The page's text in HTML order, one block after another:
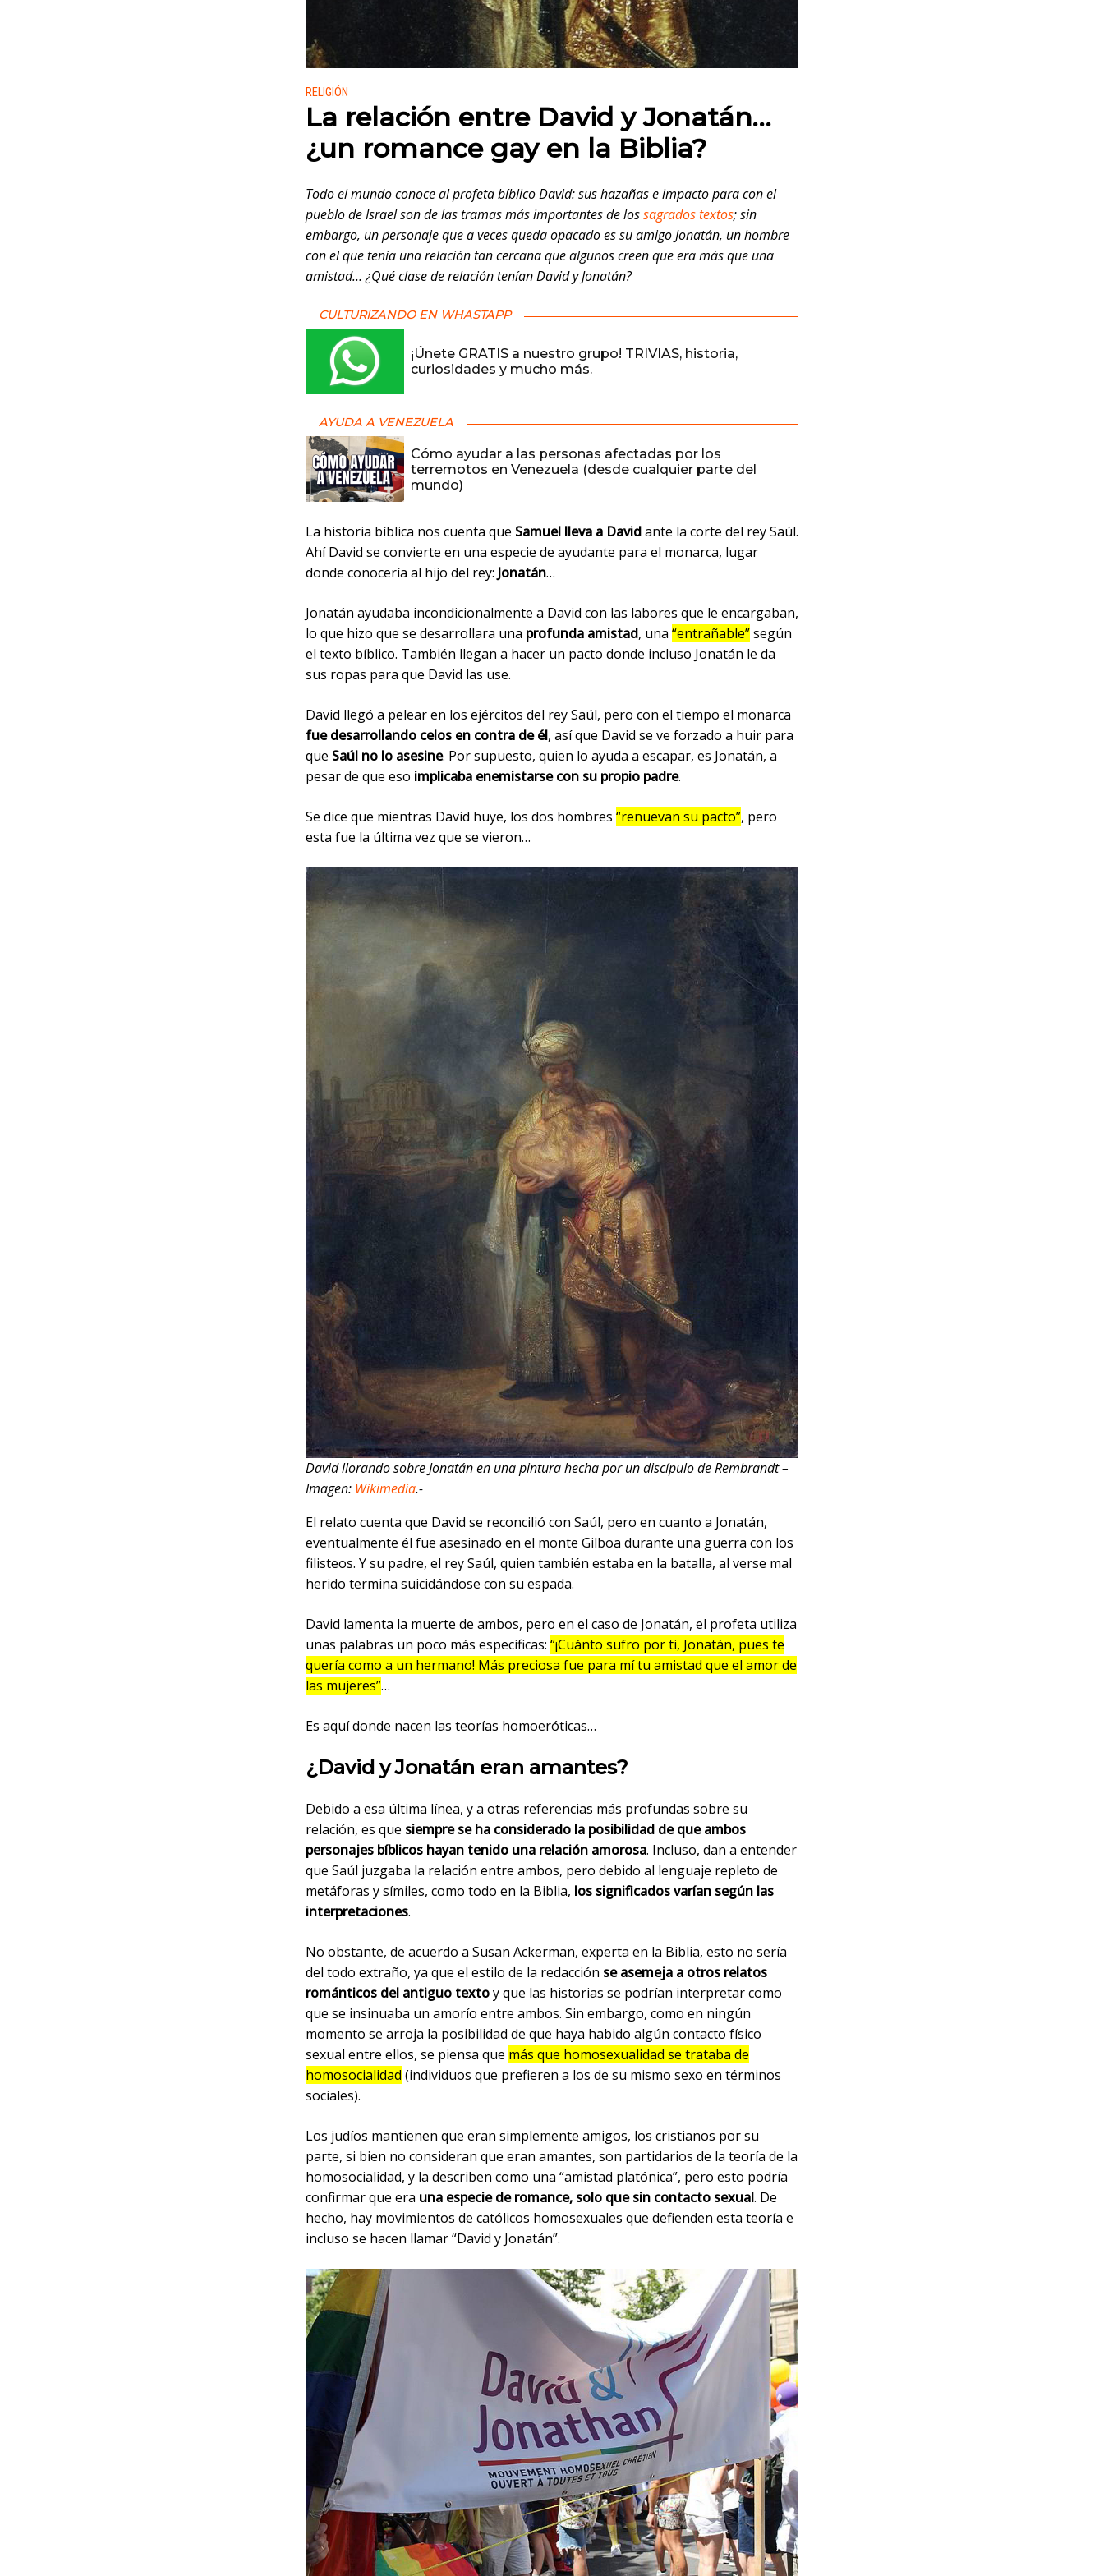
Publicado en:
RELIGIÓN
La relación entre David y Jonatán…
¿un romance gay en la Biblia?
Todo el mundo conoce al profeta bíblico David: sus hazañas e impacto para con el
pueblo de Israel son de las tramas más importantes de lossagrados textos; sin
embargo, un personaje que a veces queda opacado es su amigo Jonatán, un hombre
con el que tenía una relación tan cercana que algunos creen que era más que una
amistad… ¿Qué clase de relación tenían David y Jonatán?
CULTURIZANDO EN WHASTAPP
¡Únete GRATIS a nuestro grupo! TRIVIAS, historia,
curiosidades y mucho más.
AYUDA A VENEZUELA
Cómo ayudar a las personas afectadas por los
terremotos en Venezuela (desde cualquier parte del
mundo)
La historia bíblica nos cuenta que Samuel lleva a Davidante la corte del rey Saúl.
Ahí David se convierte en una especie de ayudante para el monarca, lugar
donde conocería al hijo del rey: Jonatán…
Jonatán ayudaba incondicionalmente a David con las labores que le encargaban,
lo que hizo que se desarrollara una profunda amistad, una “entrañable”según
el texto bíblico. También llegan a hacer un pacto donde incluso Jonatán le da
sus ropas para que David las use.
David llegó a pelear en los ejércitos del rey Saúl, pero con el tiempo el monarca
fue desarrollando celos en contra de él, así que David se ve forzado a huir para
que Saúl no lo asesine. Por supuesto, quien lo ayuda a escapar, es Jonatán, a
pesar de que eso implicaba enemistarse con su propio padre.
Se dice que mientras David huye, los dos hombres “renuevan su pacto”, pero
esta fue la última vez que se vieron…
David llorando sobre Jonatán en una pintura hecha por un discípulo de Rembrandt –
Imagen: Wikimedia.-
El relato cuenta que David se reconcilió con Saúl, pero en cuanto a Jonatán,
eventualmente él fue asesinado en el monte Gilboa durante una guerra con los
filisteos. Y su padre, el rey Saúl, quien también estaba en la batalla, al verse mal
herido termina suicidándose con su espada.
David lamenta la muerte de ambos, pero en el caso de Jonatán, el profeta utiliza
unas palabras un poco más específicas: “¡Cuánto sufro por ti, Jonatán, pues te
quería como a un hermano! Más preciosa fue para mí tu amistad que el amor de
las mujeres”…
Es aquí donde nacen las teorías homoeróticas…
¿David y Jonatán eran amantes?
Debido a esa última línea, y a otras referencias más profundas sobre su
relación, es que siempre se ha considerado la posibilidad de que ambos
personajes bíblicos hayan tenido una relación amorosa. Incluso, dan a entender
que Saúl juzgaba la relación entre ambos, pero debido al lenguaje repleto de
metáforas y símiles, como todo en la Biblia, los significados varían según las
interpretaciones.
No obstante, de acuerdo a Susan Ackerman, experta en la Biblia, esto no sería
del todo extraño, ya que el estilo de la redacción se asemeja a otros relatos
románticos del antiguo textoy que las historias se podrían interpretar como
que se insinuaba un amorío entre ambos. Sin embargo, como en ningún
momento se arroja la posibilidad de que haya habido algún contacto físico
sexual entre ellos, se piensa que más que homosexualidad se trataba de
homosocialidad (individuos que prefieren a los de su mismo sexo en términos
sociales).
Los judíos mantienen que eran simplemente amigos, los cristianos por su
parte, si bien no consideran que eran amantes, son partidarios de la teoría de la
homosocialidad, y la describen como una “amistad platónica”, pero esto podría
confirmar que era una especie de romance, solo que sin contacto sexual. De
hecho, hay movimientos de católicos homosexuales que defienden esta teoría e
incluso se hacen llamar “David y Jonatán”.